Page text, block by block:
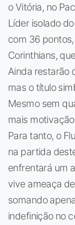
o Vitória, no
Líder isolado
com 36
Corinthians,
Ainda restarão
mas o título
Mesmo sem
mais
Para tanto, o
na partida
enfrentará um
vive ameaça
somando
indefinição no